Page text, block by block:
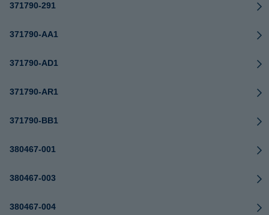
371790-291
371790-AA1
371790-AD1
371790-AR1
371790-BB1
380467-001
380467-003
380467-004